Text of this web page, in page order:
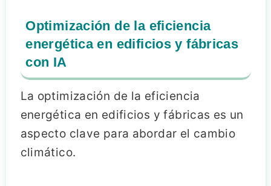
Optimización de la eficiencia
energética en edificios y fábricas
con IA
La optimización de la eficiencia
energética en edificios y fábricas es un
aspecto clave para abordar el cambio
climático.